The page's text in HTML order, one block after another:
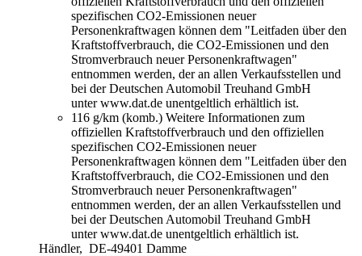
spezifischen CO2-Emissionen neuer
Personenkraftwagen können dem "Leitfaden über den
Kraftstoffverbrauch, die CO2-Emissionen und den
Stromverbrauch neuer Personenkraftwagen"
entnommen werden, der an allen Verkaufsstellen und
bei der Deutschen Automobil Treuhand GmbH
unter www.dat.de unentgeltlich erhältlich ist.
116 g/km (komb.) Weitere Informationen zum
offiziellen Kraftstoffverbrauch und den offiziellen
spezifischen CO2-Emissionen neuer
Personenkraftwagen können dem "Leitfaden über den
Kraftstoffverbrauch, die CO2-Emissionen und den
Stromverbrauch neuer Personenkraftwagen"
entnommen werden, der an allen Verkaufsstellen und
bei der Deutschen Automobil Treuhand GmbH
unter www.dat.de unentgeltlich erhältlich ist.
Händler, DE-49401 Damme